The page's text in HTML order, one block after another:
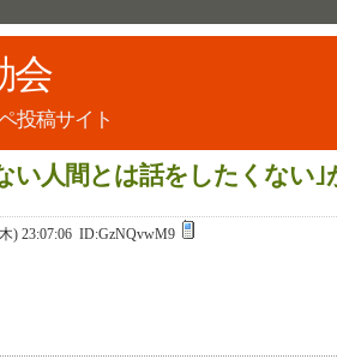
会
投稿サイト
い人間とは話をしたくない
) 23:07:06 ID:GzNQvwM9